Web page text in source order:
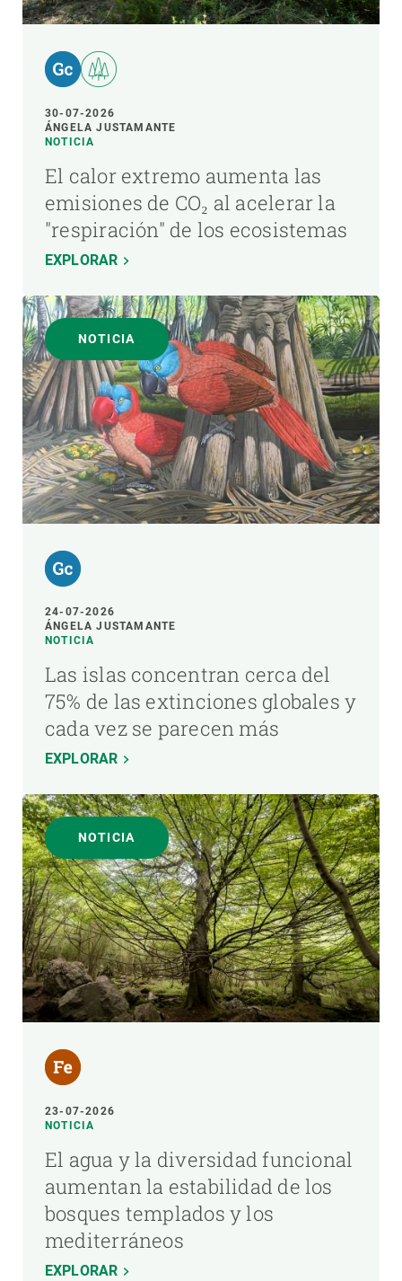
30-07-2026
ÁNGELA JUSTAMANTE
NOTICIA
El calor extremo aumenta las
emisiones de CO₂ al acelerar la
"respiración" de los ecosistemas
EXPLORAR
NOTICIA
24-07-2026
ÁNGELA JUSTAMANTE
NOTICIA
Las islas concentran cerca del
75% de las extinciones globales y
cada vez se parecen más
EXPLORAR
NOTICIA
23-07-2026
NOTICIA
El agua y la diversidad funcional
aumentan la estabilidad de los
bosques templados y los
mediterráneos
EXPLORAR